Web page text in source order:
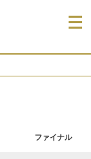
ファイナル